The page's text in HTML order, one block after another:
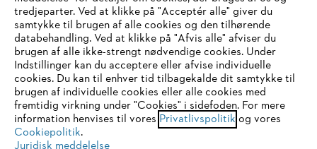
Generelle vilkår og betingelser Privatlivspolitik
Juridisk meddelelse Cookies
Juridisk information
IHR BROWSER WIRD NICHT
UNTERSTÜTZT
Sie nutzen einen Browser, den wir noch nicht unterstützen. Für
eine optimale Nutzung unserer Seite empfehlen wir Ihnen, zu
einem der folgenden Browser zu wechseln:
tredjeparter. Ved at klikke på "Acceptér alle" giver du
samtykke til brugen af alle cookies og den tilhørende
databehandling. Ved at klikke på "Afvis alle" afviser du
brugen af alle ikke-strengt nødvendige cookies. Under
Indstillinger kan du acceptere eller afvise individuelle
cookies. Du kan til enhver tid tilbagekalde dit samtykke til
brugen af individuelle cookies eller alle cookies med
fremtidig virkning under "Cookies" i sidefoden. For mere
information henvises til vores Privatlivspolitik og vores
Cookiepolitik.